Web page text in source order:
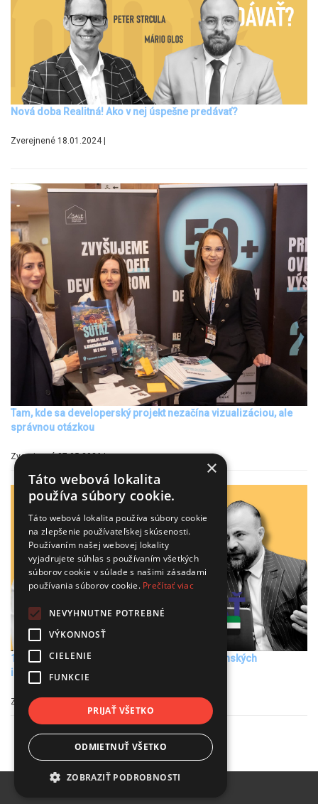
Nová doba Realitná! Ako v nej úspešne predávať?
Zverejnené 18.01.2024 |
Tam, kde sa developerský projekt nezačína vizualizáciou, ale
správnou otázkou
Zverejnené 27.05.2026 |
1.REALITNÝ PODCAST - Dubaj: Šanca pre slovenských
investorov
Zverejnené 03.09.2025 |
×
Táto webová lokalita
používa súbory cookie.
Táto webová lokalita používa súbory cookie
na zlepšenie používateľskej skúsenosti.
Používaním našej webovej lokality
vyjadrujete súhlas s používaním všetkých
súborov cookie v súlade s našimi zásadami
používania súborov cookie. Prečítať viac
NEVYHNUTNE POTREBNÉ
VÝKONNOSŤ
CIELENIE
FUNKCIE
PRIJAŤ VŠETKO
ODMIETNUŤ VŠETKO
ZOBRAZIŤ PODROBNOSTI